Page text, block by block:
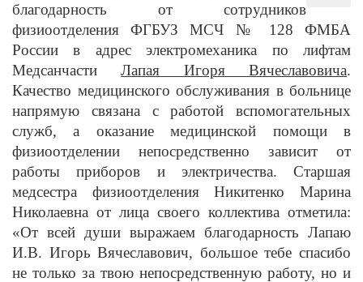
благодарность от сотрудников
физиоотделения ФГБУЗ МСЧ № 128 ФМБА
России в адрес электромеханика по лифтам
МедсанчастиЛапая Игоря Вячеславовича.
Качество медицинского обслуживания в больнице
напрямую связана с работой вспомогательных
служб, а оказание медицинской помощи в
физиоотделении непосредственно зависит от
работы приборов и электричества. Старшая
медсестра физиоотделения Никитенко Марина
Николаевна от лица своего коллектива отметила:
«От всей души выражаем благодарность Лапаю
И.В. Игорь Вячеславович, большое тебе спасибо
не только за твою непосредственную работу, но и